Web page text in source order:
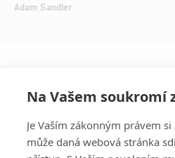
Adam Sandler
Na Vašem soukromí
Je Vaším zákonným právem
může daná webová stránka